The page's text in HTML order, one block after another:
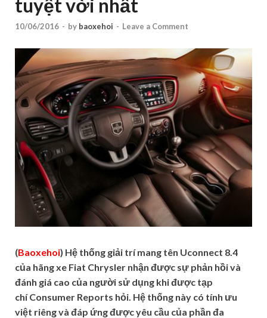
tuyệt vời nhất
10/06/2016 - by baoxehoi - Leave a Comment
(Baoxehoi) Hệ thống giải trí mang tên Uconnect 8.4
của hãng xe Fiat Chrysler nhận được sự phản hồi và
đánh giá cao của người sử dụng khi được tạp
chí Consumer Reports hỏi. Hệ thống này có tính ưu
việt riêng và đáp ứng được yêu cầu của phần đa